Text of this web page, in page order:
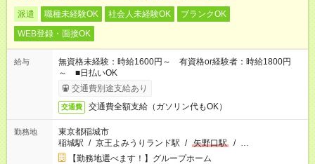
派遣 職種未経験OK 社会人未経験OK
ブランクOK
WEB登録・面接OK
給与
無資格未経験：時給1600円～ 有資格or経験者：時給1800円
～ ■日払いOK
交通費別途支給あり
交通費 交通費全額支給（ガソリン代もOK）
勤務地
東京都稲城市
稲城駅 / 京王よみうりランド駅 / 矢野口駅 / …
【勤務地選べます！】グループホーム